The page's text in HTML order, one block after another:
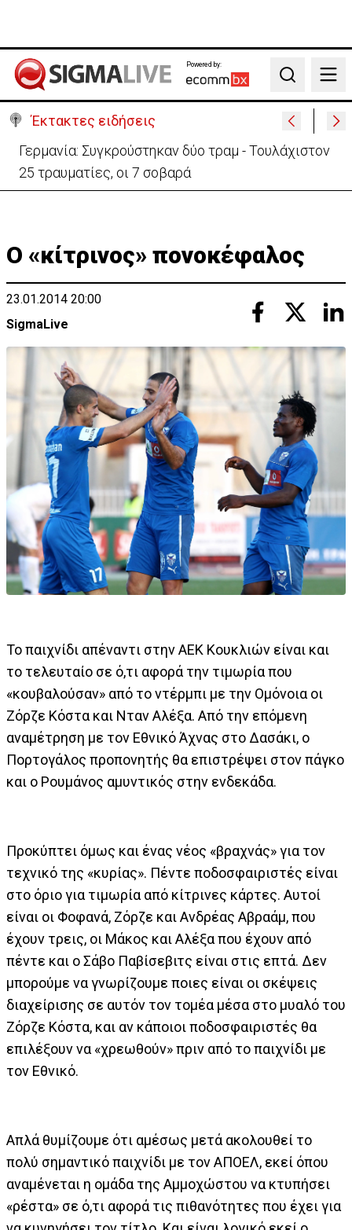
Powered by:
Search
Έκτακτες ειδήσεις
Αυτά είναι τα νέα Διοικητικά Συμβούλια των
Ημικρατικών Οργανισμών
Ο «κίτρινος» πονοκέφαλος
23.01.2014 20:00
SigmaLive
Το παιχνίδι απέναντι στην ΑΕΚ Κουκλιών είναι και
το τελευταίο σε ό,τι αφορά την τιμωρία που
«κουβαλούσαν» από το ντέρμπι με την Ομόνοια οι
Ζόρζε Κόστα και Νταν Αλέξα. Από την επόμενη
αναμέτρηση με τον Εθνικό Άχνας στο Δασάκι, ο
Πορτογάλος προπονητής θα επιστρέψει στον πάγκο
και ο Ρουμάνος αμυντικός στην ενδεκάδα.
Προκύπτει όμως και ένας νέος «βραχνάς» για τον
τεχνικό της «κυρίας». Πέντε ποδοσφαιριστές είναι
στο όριο για τιμωρία από κίτρινες κάρτες. Αυτοί
είναι οι Φοφανά, Ζόρζε και Ανδρέας Αβραάμ, που
έχουν τρεις, οι Μάκος και Αλέξα που έχουν από
πέντε και ο Σάβο Παβίσεβιτς είναι στις επτά. Δεν
μπορούμε να γνωρίζουμε ποιες είναι οι σκέψεις
διαχείρισης σε αυτόν τον τομέα μέσα στο μυαλό του
Ζόρζε Κόστα, και αν κάποιοι ποδοσφαιριστές θα
επιλέξουν να «χρεωθούν» πριν από το παιχνίδι με
τον Εθνικό.
Απλά θυμίζουμε ότι αμέσως μετά ακολουθεί το
πολύ σημαντικό παιχνίδι με τον ΑΠΟΕΛ, εκεί όπου
αναμένεται η ομάδα της Αμμοχώστου να κτυπήσει
«ρέστα» σε ό,τι αφορά τις πιθανότητες που έχει για